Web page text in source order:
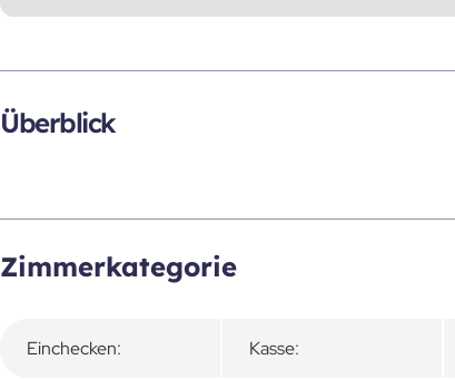
Überblick
Zimmerkategorie
Einchecken: Kasse: